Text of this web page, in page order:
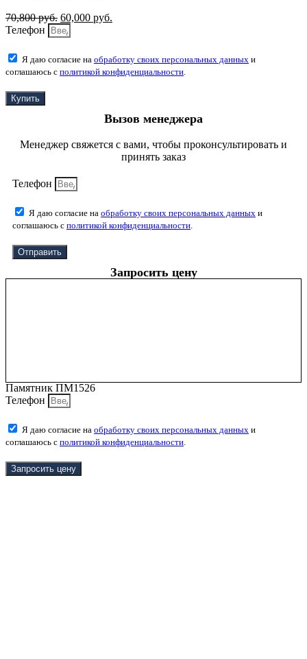
70,800руб. 60,000 руб.
Телефон
Я даю согласие на обработку своих персональных данных и
соглашаюсь с политикой конфиденциальности
Купить
Вызов менеджера
Менеджер свяжется с вами, чтобы проконсультировать и
принять заказ
Телефон
Я даю согласие на обработку своих персональных данных и
соглашаюсь с политикой конфиденциальности
Отправить
Запросить цену
Памятник ПМ1526
Телефон
Я даю согласие на обработку своих персональных данных и
соглашаюсь с политикой конфиденциальности
Запросить цену